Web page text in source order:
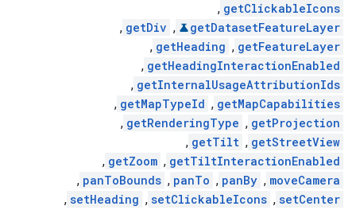
getClickableIcons
,
getDatasetFeatureLayer
,
getDiv
,
getFeatureLayer
,
getHeading
,
getHeadingInteractionEnabled
,
getInternalUsageAttributionIds
,
getMapCapabilities
,
getMapTypeId
,
getProjection
,
getRenderingType
,
getStreetView
,
getTilt
,
getTiltInteractionEnabled
,
getZoom
,
moveCamera
,
panBy
,
panTo
,
panToBounds
,
setCenter
,
setClickableIcons
,
setHeading
,